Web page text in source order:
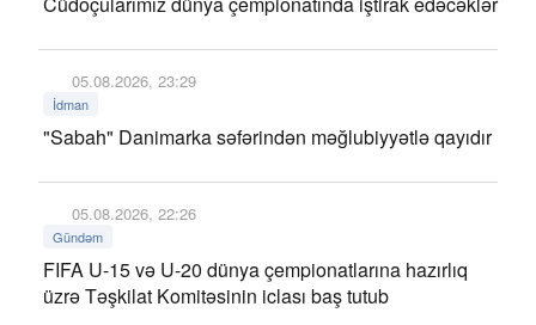
05.08.2026, 23:29
İdman
"Sabah" Danimarka səfərindən məğlubiyyətlə qayıdır
05.08.2026, 22:26
Gündəm
FIFA U-15 və U-20 dünya çempionatlarına hazırlıq
üzrə Təşkilat Komitəsinin iclası baş tutub